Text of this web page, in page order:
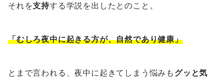
それを支持する学説を出したとのこと。
「むしろ夜中に起きる方が、自然であり健康」
とまで言われる、夜中に起きてしまう悩みも グッと気